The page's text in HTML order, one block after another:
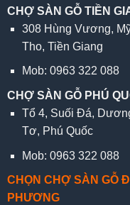
CHỢ SÀN GỖ TIỀN
308 Hùng Vương,
Tho, Tiền Giang
Mob: 0963 322 088
CHỢ SÀN GỖ PHÚ
Tổ 4, Suối Đá,
Tơ, Phú Quốc
Mob: 0963 322 088
CHỌN CHỢ SÀN GỖ
PHƯƠNG